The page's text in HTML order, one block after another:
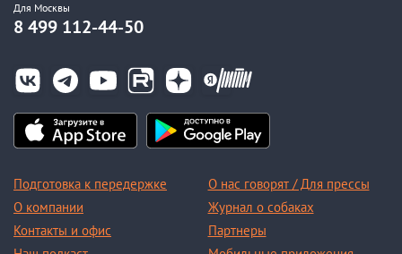
Для Москвы
8 499 112-44-50
Подготовка к передержке
О компании
Контакты и офис
О нас говорят / Для прессы
Журнал о собаках
Партнеры